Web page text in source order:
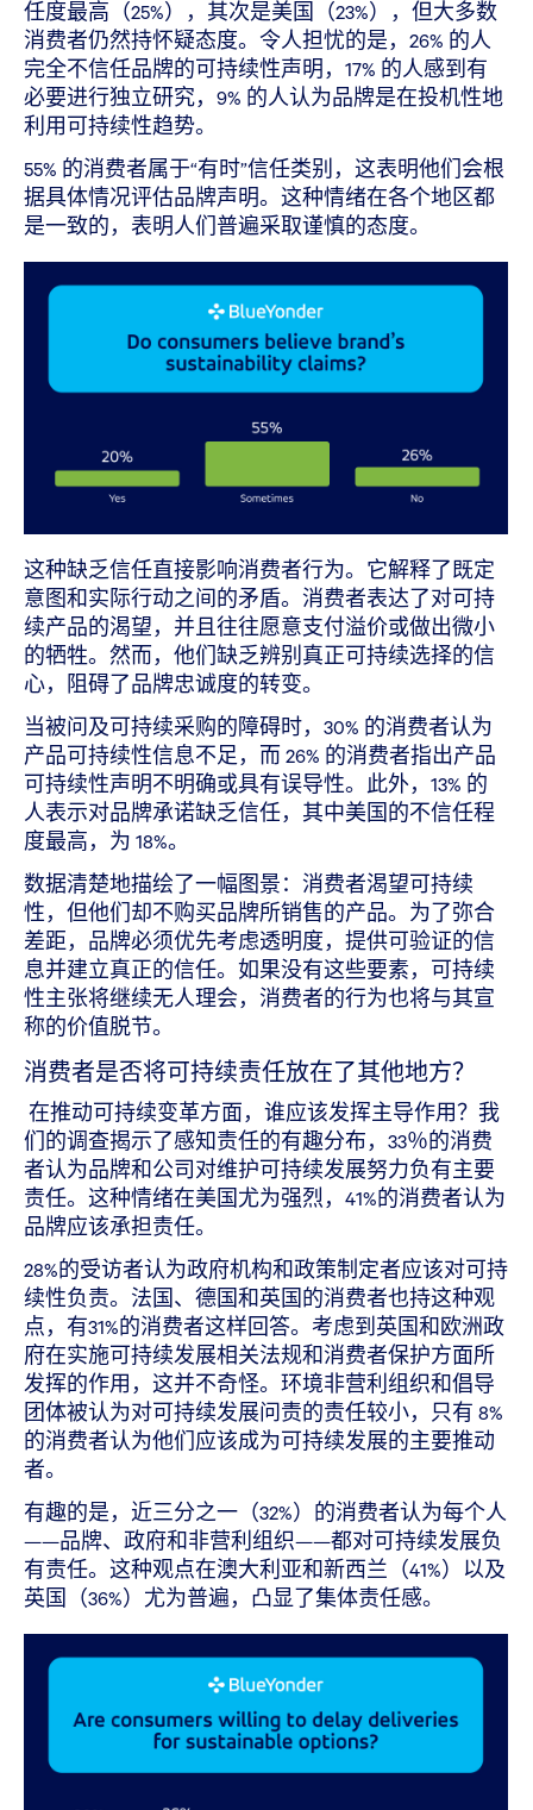
任度最高（25%），其次是美国（23%），但大多数
消费者仍然持怀疑态度。令人担忧的是，26% 的人
完全不信任品牌的可持续性声明，17% 的人感到有
必要进行独立研究，9% 的人认为品牌是在投机性地
利用可持续性趋势。
55% 的消费者属于“有时”信任类别，这表明他们会根
据具体情况评估品牌声明。这种情绪在各个地区都
是一致的，表明人们普遍采取谨慎的态度。
这种缺乏信任直接影响消费者行为。它解释了既定
意图和实际行动之间的矛盾。消费者表达了对可持
续产品的渴望，并且往往愿意支付溢价或做出微小
的牺牲。然而，他们缺乏辨别真正可持续选择的信
心，阻碍了品牌忠诚度的转变。
当被问及可持续采购的障碍时，30% 的消费者认为
产品可持续性信息不足，而 26% 的消费者指出产品
可持续性声明不明确或具有误导性。此外，13% 的
人表示对品牌承诺缺乏信任，其中美国的不信任程
度最高，为 18%。
数据清楚地描绘了一幅图景：消费者渴望可持续
性，但他们却不购买品牌所销售的产品。为了弥合
差距，品牌必须优先考虑透明度，提供可验证的信
息并建立真正的信任。如果没有这些要素，可持续
性主张将继续无人理会，消费者的行为也将与其宣
称的价值脱节。
消费者是否将可持续责任放在了其他地方？
在推动可持续变革方面，谁应该发挥主导作用？我
们的调查揭示了感知责任的有趣分布，33％的消费
者认为品牌和公司对维护可持续发展努力负有主要
责任。这种情绪在美国尤为强烈，41%的消费者认为
品牌应该承担责任。
28%的受访者认为政府机构和政策制定者应该对可持
续性负责。法国、德国和英国的消费者也持这种观
点，有31%的消费者这样回答。考虑到英国和欧洲政
府在实施可持续发展相关法规和消费者保护方面所
发挥的作用，这并不奇怪。环境非营利组织和倡导
团体被认为对可持续发展问责的责任较小，只有 8%
的消费者认为他们应该成为可持续发展的主要推动
者。
有趣的是，近三分之一（32%）的消费者认为每个人
——品牌、政府和非营利组织——都对可持续发展负
有责任。这种观点在澳大利亚和新西兰（41%）以及
英国（36%）尤为普遍，凸显了集体责任感。